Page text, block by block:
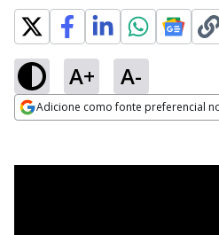
A+ A-
Adicione como fonte preferencial